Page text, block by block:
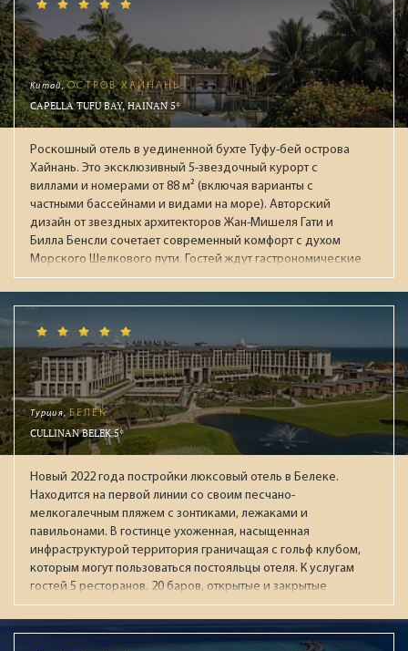
площадью 4500 кв.м и 1500 кв.м. Все номера: просторные
съюты от 110м² и виллы с бассейнами от 95м² с системой
"умный дом" и консьерж-сервисом. Гостей ждут 8
тематических ресторанов, в 10 барах авторские коктейли
и премиальные напитки.
Китай,ОСТРОВ ХАЙНАНЬ
CAPELLA TUFU BAY, HAINAN 5*
Роскошный отель в уединенной бухте Туфу-бей острова
Хайнань. Это эксклюзивный 5-звездочный курорт с
виллами и номерами от 88 м² (включая варианты с
частными бассейнами и видами на море). Авторский
дизайн от звездных архитекторов Жан-Мишеля Гати и
Билла Бенсли сочетает современный комфорт с духом
Морского Шелкового пути. Гостей ждут гастрономические
рестораны, огромный бассейн, премиальный спа-центр
Auriga и приватный пляж. Лауреат престижных наград
взыскательных путешественников, ищущих уединение и
высочайший уровень сервиса.
Турция,БЕЛЕК
CULLINAN BELEK 5*
Новый 2022 года постройки люксовый отель в Белеке.
Находится на первой линии со своим песчано-
мелкогалечным пляжем с зонтиками, лежаками и
павильонами. В гостинце ухоженная, насыщенная
инфраструктурой территория граничащая с гольф клубом,
которым могут пользоваться постояльцы отеля. К услугам
гостей 5 ресторанов, 20 баров, открытые и закрытые
бассейны (в т.ч. с подогревом зимой), аквапарк с 13
воднымии горками, СПА-центр, тренажёрный зал, детская
зона (Kids & Junior Club), круглосуточный зал ожидания при